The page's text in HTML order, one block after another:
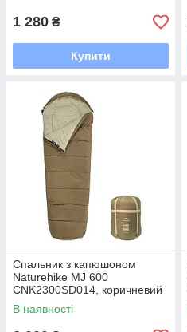
1 280 ₴
Купити
Спальник з капюшоном
Naturehike MJ 600
CNK2300SD014, коричневий
В наявності